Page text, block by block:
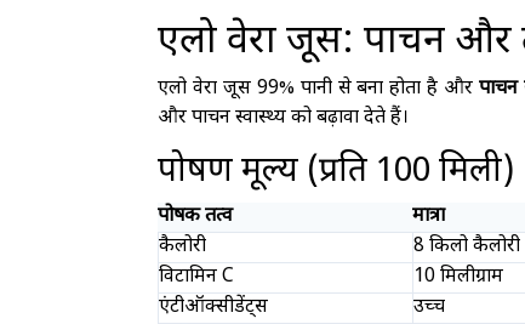
एलो वेरा जूस: पाचन और
एलो वेरा जूस 99% पानी से बना होता है औरपाचन
और पाचन स्वास्थ्य को बढ़ावा देते हैं।
पोषण मूल्य (प्रति 100 मिली)
पोषक तत्व मात्रा
कैलोरी
8 किलो कैलोरी
विटामिन C
10 मिलीग्राम
एंटीऑक्सीडेंट्स
उच्च